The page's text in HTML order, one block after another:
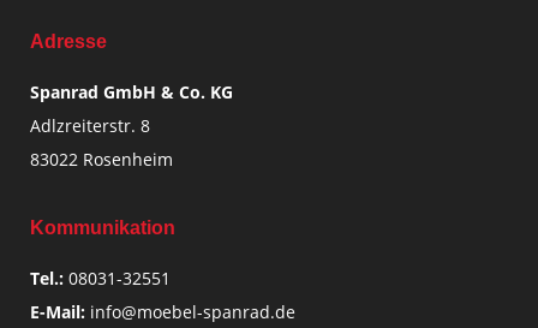
Adresse
Spanrad GmbH & Co. KG
Adlzreiterstr. 8
83022 Rosenheim
Kommunikation
Tel.: 08031-32551
E-Mail: info@moebel-spanrad.de